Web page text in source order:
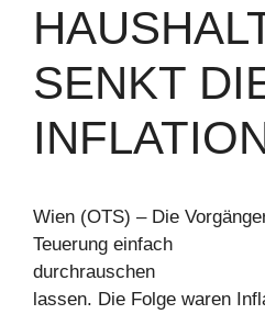
SENKT
Wien (OTS) – Die
Teuerung einfach
durchrauschen
lassen. Die Folge waren